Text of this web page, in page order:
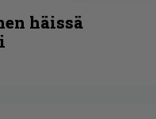
häissä